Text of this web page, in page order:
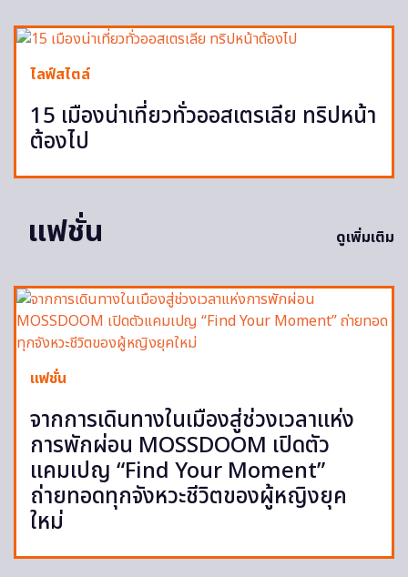
ไลฟ์สไตล์
15 เมืองน่าเที่ยวทั่วออสเตรเลีย ทริปหน้า
ต้องไป
แฟชั่น ดูเพิ่มเติม
แฟชั่น
จากการเดินทางในเมืองสู่ช่วงเวลาแห่ง
การพักผ่อน MOSSDOOM เปิดตัว
แคมเปญ “Find Your Moment”
ถ่ายทอดทุกจังหวะชีวิตของผู้หญิงยุค
ใหม่